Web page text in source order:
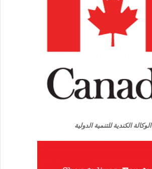
الوكالة الكندية للتنمية الدولية